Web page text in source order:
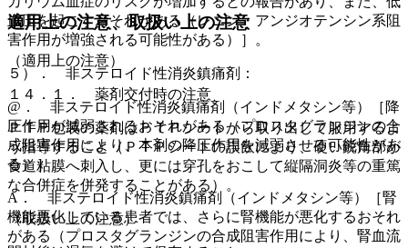
適用上の注意、取扱い上の注意
（適用上の注意）
１４．１． 薬剤交付時の注意
ＰＴＰ包装の薬剤はＰＴＰシートから取り出して服用するよ
う指導すること（ＰＴＰシートの誤飲により、硬い鋭角部が
食道粘膜へ刺入し、更には穿孔をおこして縦隔洞炎等の重篤
な合併症を併発することがある）。
（取扱い上の注意）
血圧を起こすおそれがある（レニン・アンジオテンシン系阻
害作用が増強される可能性がある）］。
５）． 非ステロイド性消炎鎮痛剤：
@． 非ステロイド性消炎鎮痛剤（インドメタシン等）［降
圧作用が減弱されるおそれがある（プロスタグランジンの合
成阻害作用により、本剤の降圧作用を減弱させる可能性があ
る）］。
A． 非ステロイド性消炎鎮痛剤（インドメタシン等）［腎
機能悪化している患者では、さらに腎機能が悪化するおそれ
がある（プロスタグランジンの合成阻害作用により、腎血流